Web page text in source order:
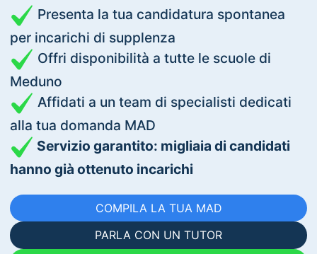
Presenta la tua candidatura spontanea
per incarichi di supplenza
Offri disponibilità a tutte le scuole di
Meduno
Affidati a un team di specialisti dedicati
alla tua domanda MAD
Servizio garantito: migliaia di candidati
hanno già ottenuto incarichi
COMPILA LA TUA MAD
PARLA CON UN TUTOR